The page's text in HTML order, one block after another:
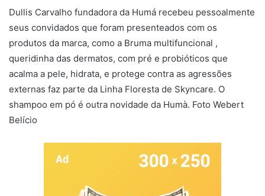
Dullis Carvalho fundadora da Humá recebeu pessoalmente
seus convidados que foram presenteados com os
produtos da marca, como a Bruma multifuncional ,
queridinha das dermatos, com pré e probióticos que
acalma a pele, hidrata, e protege contra as agressões
externas faz parte da Linha Floresta de Skyncare. O
shampoo em pó é outra novidade da Humà. Foto Webert
Belício